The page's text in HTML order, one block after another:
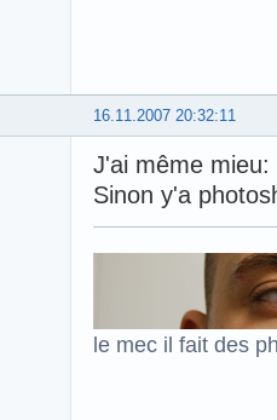
16.11.2007 20:32:11
J'ai même mieu:
Sinon y'a
le mec il fait des